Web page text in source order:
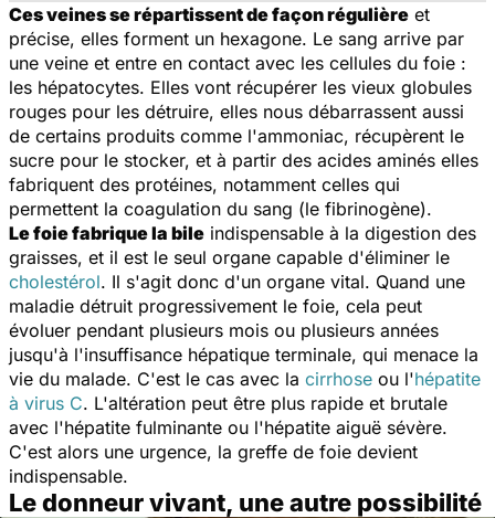
Ces veines se répartissent de façon régulière et
précise, elles forment un hexagone. Le sang arrive par
une veine et entre en contact avec les cellules du foie :
les hépatocytes. Elles vont récupérer les vieux globules
rouges pour les détruire, elles nous débarrassent aussi
de certains produits comme l'ammoniac, récupèrent le
sucre pour le stocker, et à partir des acides aminés elles
fabriquent des protéines, notamment celles qui
permettent la coagulation du sang (le fibrinogène).
Le foie fabrique la bile indispensable à la digestion des
graisses, et il est le seul organe capable d'éliminer le
cholestérol. Il s'agit donc d'un organe vital. Quand une
maladie détruit progressivement le foie, cela peut
évoluer pendant plusieurs mois ou plusieurs années
jusqu'à l'insuffisance hépatique terminale, qui menace la
vie du malade. C'est le cas avec la cirrhose ou l'hépatite
à virus C. L'altération peut être plus rapide et brutale
avec l'hépatite fulminante ou l'hépatite aiguë sévère.
C'est alors une urgence, la greffe de foie devient
indispensable.
Le donneur vivant, une autre possibilité